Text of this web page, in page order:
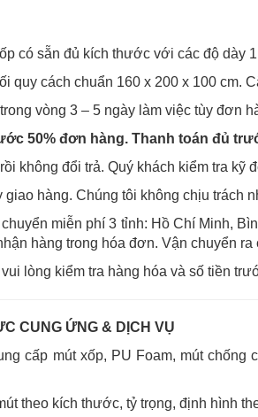
có sẵn đủ kích thước với các độ dày
quy cách chuẩn 160 x 200 x 100 cm.
vòng 3 – 5 ngày làm việc tùy đơn
50% đơn hàng. Thanh toán đủ
không đổi trả. Quý khách kiểm tra kỹ
giao hàng. Chúng tôi không chịu trách
miễn phí 3 tỉnh: Hồ Chí Minh,
hàng trong hóa đơn. Vận chuyển
lòng kiểm tra hàng hóa và số tiền
CUNG ỨNG & DỊCH VỤ
cấp mút xốp, PU Foam, mút chống
theo kích thước, tỷ trọng, định hình